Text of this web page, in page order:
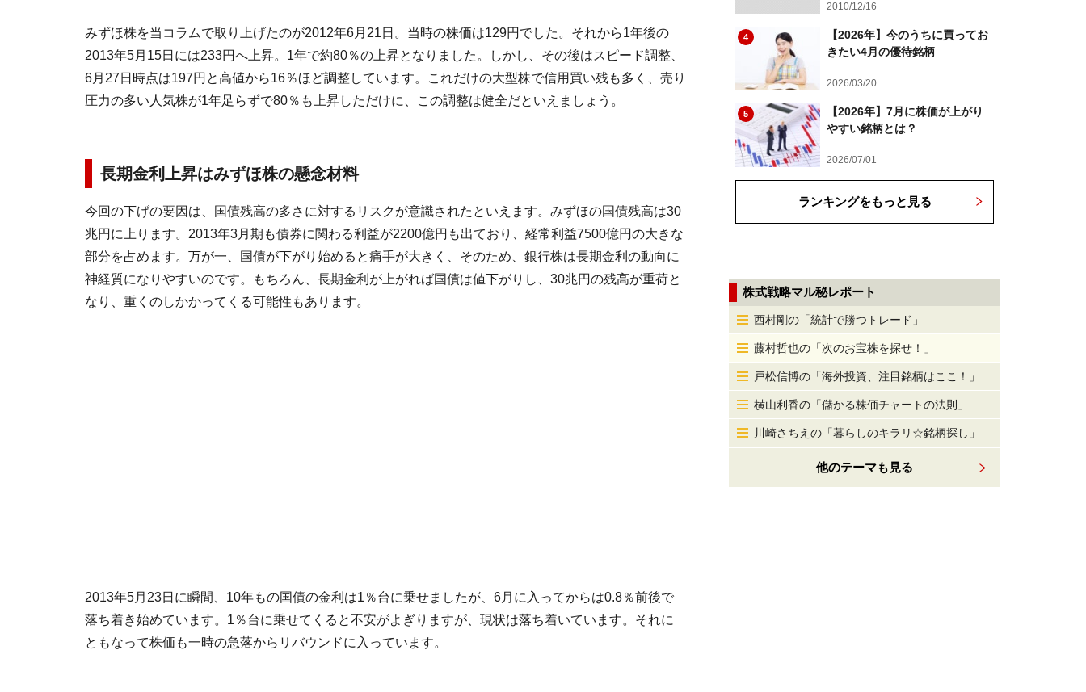
みずほ株を当コラムで取り上げたのが2012年6月21日。当時の株価は129円でした。それから1年後の
2013年5月15日には233円へ上昇。1年で約80％の上昇となりました。しかし、その後はスピード調整、
6月27日時点は197円と高値から16％ほど調整しています。これだけの大型株で信用買い残も多く、売り
圧力の多い人気株が1年足らずで80％も上昇しただけに、この調整は健全だといえましょう。
長期金利上昇はみずほ株の懸念材料
今回の下げの要因は、国債残高の多さに対するリスクが意識されたといえます。みずほの国債残高は30
兆円に上ります。2013年3月期も債券に関わる利益が2200億円も出ており、経常利益7500億円の大きな
部分を占めます。万が一、国債が下がり始めると痛手が大きく、そのため、銀行株は長期金利の動向に
神経質になりやすいのです。もちろん、長期金利が上がれば国債は値下がりし、30兆円の残高が重荷と
なり、重くのしかかってくる可能性もあります。
2013年5月23日に瞬間、10年もの国債の金利は1％台に乗せましたが、6月に入ってからは0.8％前後で
落ち着き始めています。1％台に乗せてくると不安がよぎりますが、現状は落ち着いています。それに
ともなって株価も一時の急落からリバウンドに入っています。
2010/12/16
4
【2026年】今のうちに買ってお
きたい4月の優待銘柄
2026/03/20
5
【2026年】7月に株価が上がり
やすい銘柄とは？
2026/07/01
ランキングをもっと見る
株式戦略マル秘レポート
西村剛の「統計で勝つトレード」
藤村哲也の「次のお宝株を探せ！」
戸松信博の「海外投資、注目銘柄はここ！」
横山利香の「儲かる株価チャートの法則」
川崎さちえの「暮らしのキラリ☆銘柄探し」
他のテーマも見る